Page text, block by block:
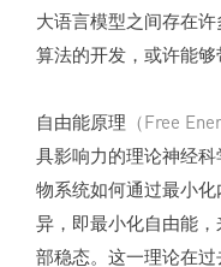
大语言模型之间存在
算法的开发，或许能够
自由能原理 （Free
具影响力的理论神经
物系统如何通过最小
异，即最小化自由能
部稳态。这一理论在